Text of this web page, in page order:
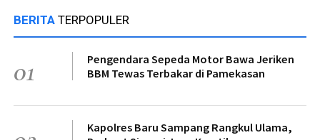
BERITA TERPOPULER
01
Pengendara Sepeda Motor Bawa Jeriken
BBM Tewas Terbakar di Pamekasan
Kapolres Baru Sampang Rangkul Ulama,